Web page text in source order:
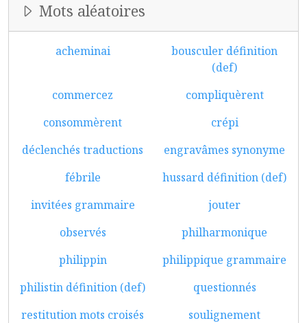
Mots aléatoires
acheminai
bousculer définition
(def)
commercez
compliquèrent
consommèrent
crépi
déclenchés traductions
engravâmes synonyme
fébrile
hussard définition (def)
invitées grammaire
jouter
observés
philharmonique
philippin
philippique grammaire
philistin définition (def)
questionnés
restitution mots croisés
soulignement